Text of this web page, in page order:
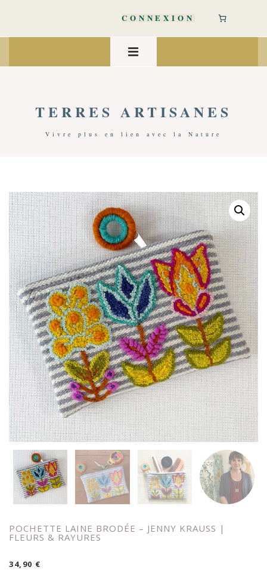
contenu
CONNEXION
TERRES ARTISANES
Vivre plus en lien avec la Nature
POCHETTE LAINE BRODÉE – JENNY KRAUSS |
FLEURS & RAYURES
34,90 €